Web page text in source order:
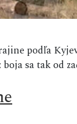
podľa
sa tak od